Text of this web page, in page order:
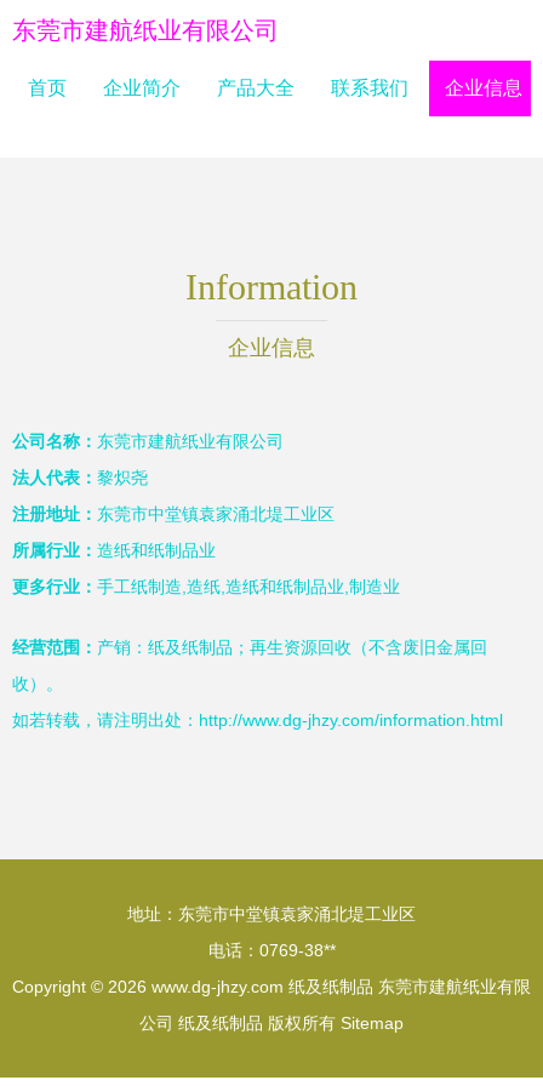
东莞市建航纸业有限公司
首页 企业简介 产品大全 联系我们 企业信息
Information
企业信息
公司名称： 东莞市建航纸业有限公司
法人代表： 黎炽尧
注册地址： 东莞市中堂镇袁家涌北堤工业区
所属行业： 造纸和纸制品业
更多行业： 手工纸制造,造纸,造纸和纸制品业,制造业
经营范围： 产销：纸及纸制品；再生资源回收（不含废旧金属回
收）。
如若转载，请注明出处：http://www.dg-jhzy.com/information.html
地址：东莞市中堂镇袁家涌北堤工业区
电话：0769-38**
Copyright © 2026 www.dg-jhzy.com 纸及纸制品 东莞市建航纸业有限
公司 纸及纸制品 版权所有 Sitemap